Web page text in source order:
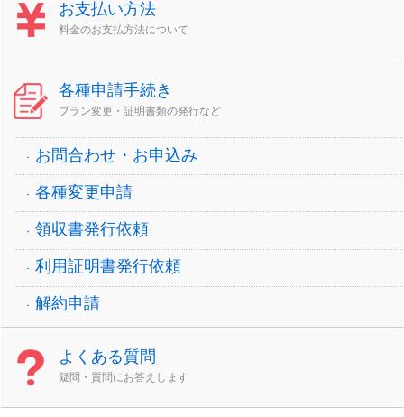
お支払い方法
料金のお支払方法について
各種申請手続き
プラン変更・証明書類の発行など
お問合わせ・お申込み
各種変更申請
領収書発行依頼
利用証明書発行依頼
解約申請
よくある質問
疑問・質問にお答えします